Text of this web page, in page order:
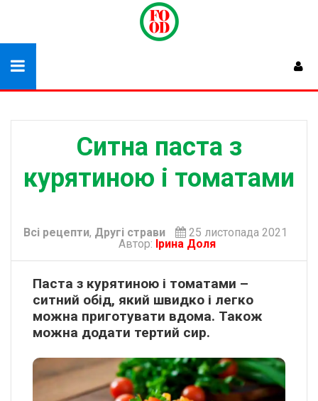
Ситна паста з
курятиною і томатами
Всі рецепти, Другі страви
25 листопада 2021
Автор: Ірина Доля
Паста з курятиною і томатами –
ситний обід, який швидко і легко
можна приготувати вдома. Також
можна додати тертий сир.